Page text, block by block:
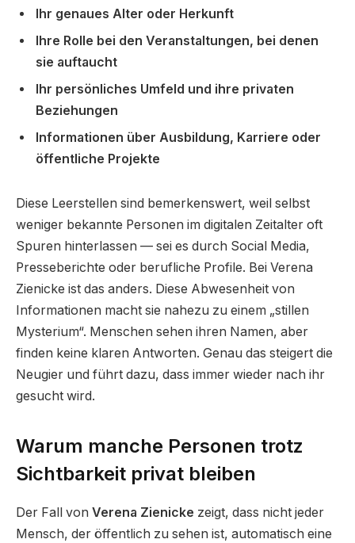
Ihr genaues Alter oder Herkunft
Ihre Rolle bei den Veranstaltungen, bei denen
sie auftaucht
Ihr persönliches Umfeld und ihre privaten
Beziehungen
Informationen über Ausbildung, Karriere oder
öffentliche Projekte
Diese Leerstellen sind bemerkenswert, weil selbst
weniger bekannte Personen im digitalen Zeitalter oft
Spuren hinterlassen — sei es durch Social Media,
Presseberichte oder berufliche Profile. Bei Verena
Zienicke ist das anders. Diese Abwesenheit von
Informationen macht sie nahezu zu einem „stillen
Mysterium“. Menschen sehen ihren Namen, aber
finden keine klaren Antworten. Genau das steigert die
Neugier und führt dazu, dass immer wieder nach ihr
gesucht wird.
Warum manche Personen trotz
Sichtbarkeit privat bleiben
Der Fall von Verena Zienicke zeigt, dass nicht jeder
Mensch, der öffentlich zu sehen ist, automatisch eine